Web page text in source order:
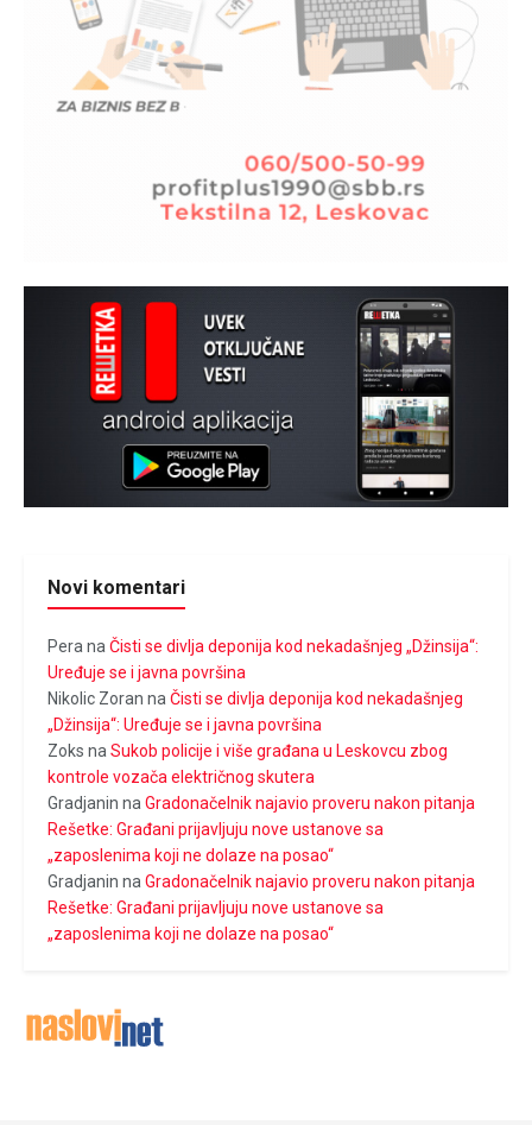
Novi komentari
Pera na Čisti se divlja deponija kod nekadašnjeg „Džinsija“:
Uređuje se i javna površina
Nikolic Zoran na Čisti se divlja deponija kod nekadašnjeg
„Džinsija“: Uređuje se i javna površina
Zoks na Sukob policije i više građana u Leskovcu zbog
kontrole vozača električnog skutera
Gradjanin na Gradonačelnik najavio proveru nakon pitanja
Rešetke: Građani prijavljuju nove ustanove sa
„zaposlenima koji ne dolaze na posao“
Gradjanin na Gradonačelnik najavio proveru nakon pitanja
Rešetke: Građani prijavljuju nove ustanove sa
„zaposlenima koji ne dolaze na posao“